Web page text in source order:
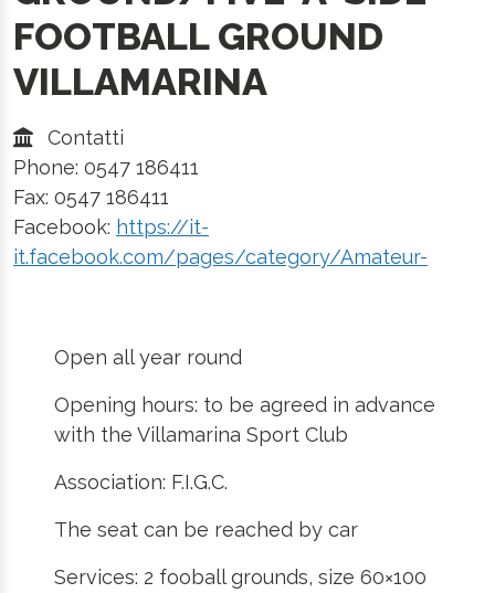
FOOTBALL GROUND
VILLAMARINA
Contatti
Phone: 0547 186411
Fax: 0547 186411
Facebook: https://it-
it.facebook.com/pages/category/Amateur-
Open all year round
Opening hours: to be agreed in advance
with the Villamarina Sport Club
Association: F.I.G.C.
The seat can be reached by car
Services: 2 fooball grounds, size 60×100